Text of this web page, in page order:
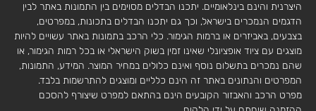
היצרנית והינם בינלאומיים. יתכנו הבדלים מסוימים בין התמונות באתר לבין
הדגמים הנמכרים בישראל, וכך גם יתכנו הבדלים בתכונות, במפרטים,
בצבעים, באביזרים או ברמות הגימור. כלי הרכב בתמונות באתר עשויים להיות
מוצגים עם ציוד אופציונלי שאינו זמין בשוק הישראלי או בכל רמות הגימור, או
שהם נמכרים בתשלום נוסף ואינם כלולים במחיר המוצר. המידע, התמונות,
המפרטים והנתונים באתר זה הינם כלליים ומוצגים להתרשמות בלבד.
מפרט הרכב והאבזור הקובעים הינם בהתאם למפרט שיצורף להסכם